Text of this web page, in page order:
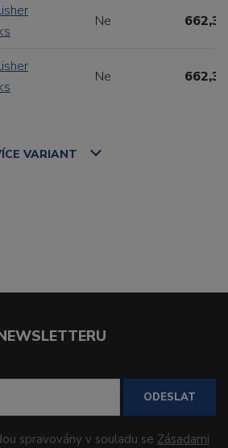
Ne
Ne
VARIANT
ODESLAT
spravovány v souladu se Zásadami